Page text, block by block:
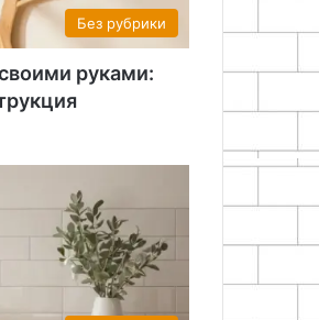
Без рубрики
руками: